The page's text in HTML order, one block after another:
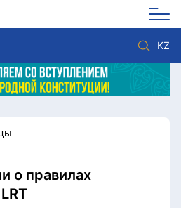
KZ
Политика
Культура
Мнение
Мир
о правилах